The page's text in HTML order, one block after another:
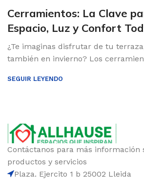
Cerramientos: La Clave
Espacio, Luz y Confort
¿Te imaginas disfrutar de tu
también en invierno? Los
SEGUIR LEYENDO
Contáctanos para más información
productos y servicios
Plaza. Ejercito 1 b 25002 Lleida